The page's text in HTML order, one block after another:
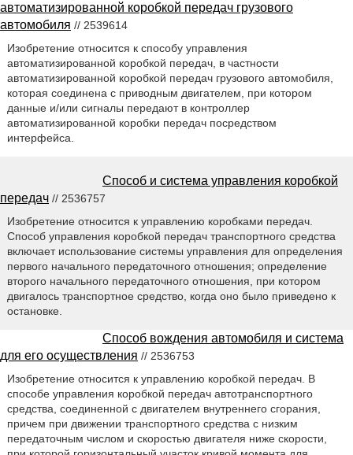
автоматизированной коробкой передач грузового
автомобиля // 2539614
Изобретение относится к способу управления
автоматизированной коробкой передач, в частности
автоматизированной коробкой передач грузового автомобиля,
которая соединена с приводным двигателем, при котором
данные и/или сигналы передают в контроллер
автоматизированной коробки передач посредством
интерфейса.
Способ и система управления коробкой
передач // 2536757
Изобретение относится к управлению коробками передач.
Способ управления коробкой передач транспортного средства
включает использование системы управления для определения
первого начального передаточного отношения; определение
второго начального передаточного отношения, при котором
двигалось транспортное средство, когда оно было приведено к
остановке.
Способ вождения автомобиля и система
для его осуществления // 2536753
Изобретение относится к управлению коробкой передач. В
способе управления коробкой передач автотранспортного
средства, соединенной с двигателем внутреннего сгорания,
причем при движении транспортного средства с низким
передаточным числом и скоростью двигателя ниже скорости,